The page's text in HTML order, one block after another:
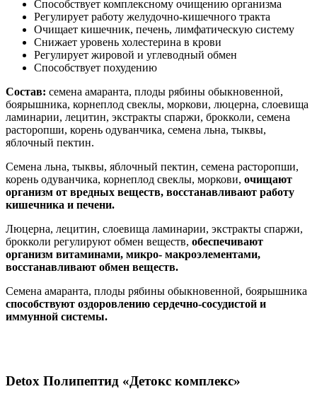
Способствует комплексному очищению организма
Регулирует работу желудочно-кишечного тракта
Очищает кишечник, печень, лимфатическую систему
Снижает уровень холестерина в крови
Регулирует жировой и углеводный обмен
Способствует похудению
Состав: семена амаранта, плоды рябины обыкновенной,
боярышника, корнеплод свеклы, моркови, люцерна, слоевища
ламинарии, лецитин, экстракты спаржи, брокколи, семена
расторопши, корень одуванчика, семена льна, тыквы,
яблочный пектин.
Семена льна, тыквы, яблочный пектин, семена расторопши,
корень одуванчика, корнеплод свеклы, моркови, очищают
организм от вредных веществ, восстанавливают работу
кишечника и печени.
Люцерна, лецитин, слоевища ламинарии, экстракты спаржи,
брокколи регулируют обмен веществ, обеспечивают
организм витаминами, микро- макроэлементами,
восстанавливают обмен веществ.
Семена амаранта, плоды рябины обыкновенной, боярышника
способствуют оздоровлению сердечно-сосудистой и
иммунной системы.
Detox Полипептид «Детокс комплекс»